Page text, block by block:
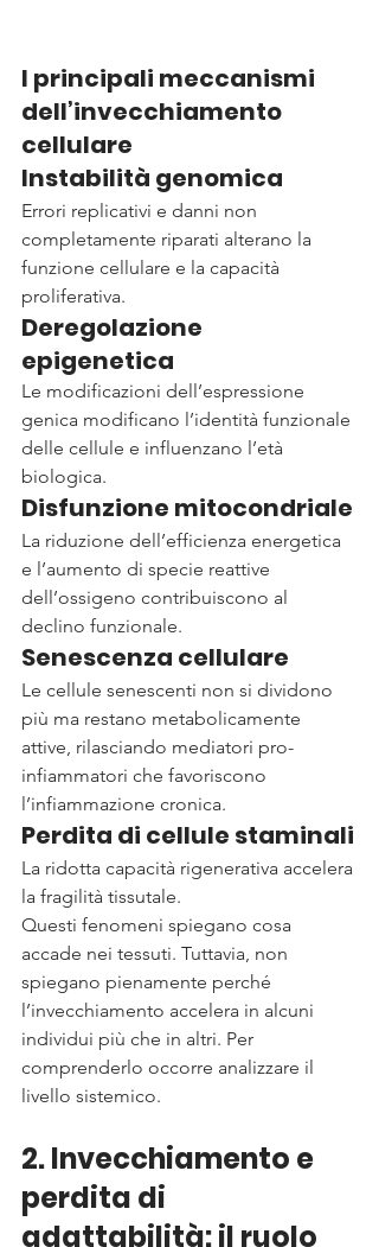
I principali meccanismi
dell’invecchiamento
cellulare
Instabilità genomica
Errori replicativi e danni non
completamente riparati alterano la
funzione cellulare e la capacità
proliferativa.
Deregolazione
epigenetica
Le modificazioni dell’espressione
genica modificano l’identità funzionale
delle cellule e influenzano l’età
biologica.
Disfunzione mitocondriale
La riduzione dell’efficienza energetica
e l’aumento di specie reattive
dell’ossigeno contribuiscono al
declino funzionale.
Senescenza cellulare
Le cellule senescenti non si dividono
più ma restano metabolicamente
attive, rilasciando mediatori pro-
infiammatori che favoriscono
l’infiammazione cronica.
Perdita di cellule staminali
La ridotta capacità rigenerativa accelera
la fragilità tissutale.
Questi fenomeni spiegano cosa
accade nei tessuti. Tuttavia, non
spiegano pienamente perché
l’invecchiamento accelera in alcuni
individui più che in altri. Per
comprenderlo occorre analizzare il
livello sistemico.
2. Invecchiamento e
perdita di
adattabilità: il ruolo